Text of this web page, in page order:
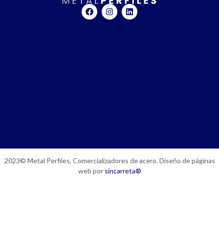
2023© Metal Perfiles, Comercializadores de acero. Diseño de páginas
web por sincarreta®